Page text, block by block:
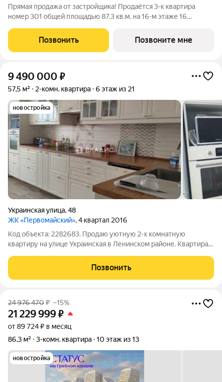
Прямая продажа от застройщика! Продаётся 3-к квартира
номер 301 общей площадью 87.3 кв.м. на 16-м этаже 16
максимальная функциональность и удобство. - Панорамное
окно - создайте атмосферу
Позвонить Позвоните мне
9 490 000 ₽
57,5 м² 2-комн. квартира 6 этаж из 21
новостройка
Украинская улица,48
ЖК «Первомайский», 4 квартал 2016
Код объекта: 2282683. Продаю уютную 2-х комнатную
квартиру на улице Украинская в Ленинском районе. Квартира
21,3 кв.метров. квадратная кухня 8,7 кв.метров со встроенным
кухонным гарнитуром
Позвонить
24 976 470₽ –15%
21 229 999₽
от 89 724 ₽ в месяц
86,3 м²
3-комн. квартира 10 этаж из 13
новостройка